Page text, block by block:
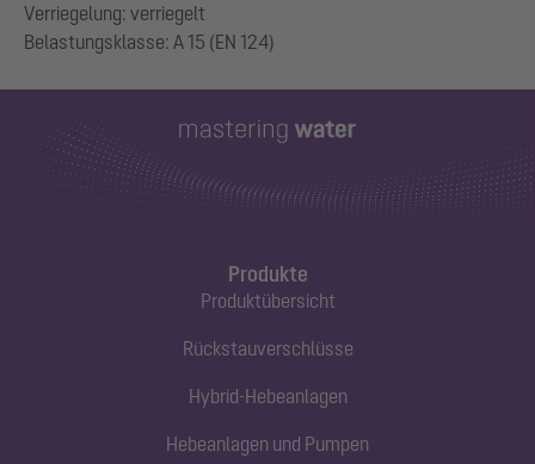
Verriegelung: verriegelt
Produkte
Produktübersicht
Rückstauverschlüsse
Hybrid-Hebeanlagen
Hebeanlagen und Pumpen